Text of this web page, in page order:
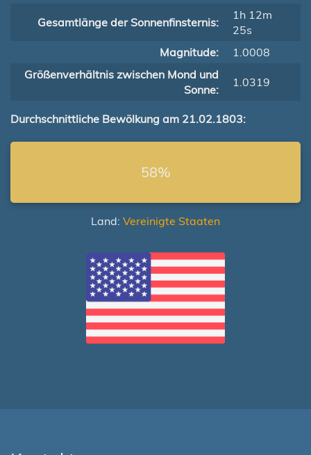
Gesamtlänge der Sonnenfinsternis:
1h 12m
25s
Magnitude:
1.0008
Größenverhältnis zwischen Mond und
Sonne:
1.0319
Durchschnittliche Bewölkung am 21.02.1803:
58%
Land: Vereinigte Staaten